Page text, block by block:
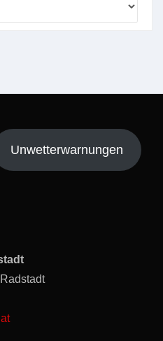
Unwetterwarnungen